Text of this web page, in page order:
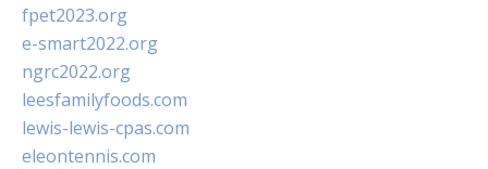
fpet2023.org
e-smart2022.org
ngrc2022.org
leesfamilyfoods.com
lewis-lewis-cpas.com
eleontennis.com